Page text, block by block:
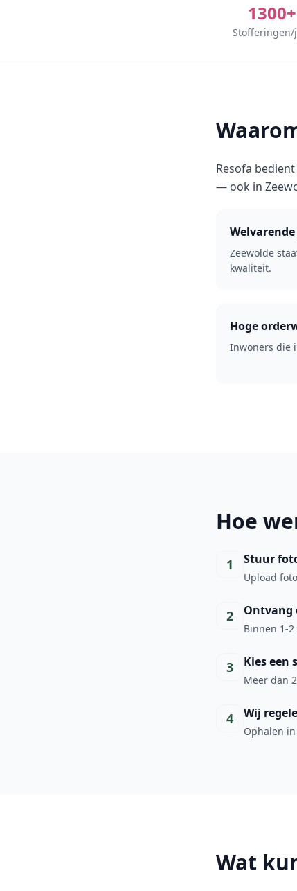
1300+
Stofferingen/
Resofa
— ook in
Zeewolde
kwaliteit.
Hoge
Inwoners die
Hoe
1 Stuur
Upload
2 Ontvang
Binnen 1-
3 Kies een
Meer dan
4 Wij
Ophalen
Wat